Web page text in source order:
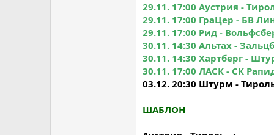
29.11. 17:00 Аустрия -
29.11. 17:00 ГраЦер - БВ
29.11. 17:00 Рид -
30.11. 14:30 Альтах -
30.11. 14:30 Хартберг -
30.11. 17:00 ЛАСК - СК
03.12. 20:30 Штурм -
ШАБЛОН